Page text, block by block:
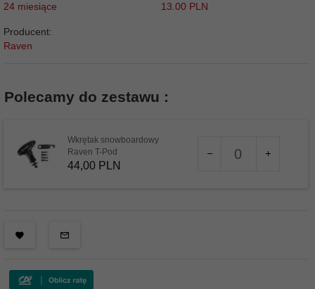
24 miesiące
13.00 PLN
Producent:
Raven
Polecamy do zestawu :
Wkrętak snowboardowy
Raven T-Pod
44,00 PLN